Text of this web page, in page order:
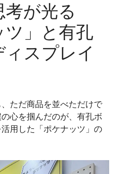
が光る
ツ」と有孔
スプレイ
ただ商品を並べただけで
心を掴んだのが、有孔ボ
用した「ポケナッツ」の